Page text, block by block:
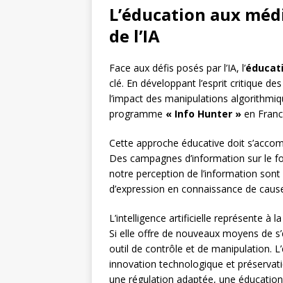
L’éducation aux
de l’IA
Face aux défis posés par l’IA, l’
clé. En développant l’esprit critique
l’impact des manipulations
programme « Info Hunter » en
Cette approche éducative doit
Des campagnes d’information sur le
notre perception de l’information
d’expression en connaissance de
L’intelligence artificielle représente à
Si elle offre de nouveaux moyens de
outil de contrôle et de manipulation.
innovation technologique et
une régulation adaptée, une